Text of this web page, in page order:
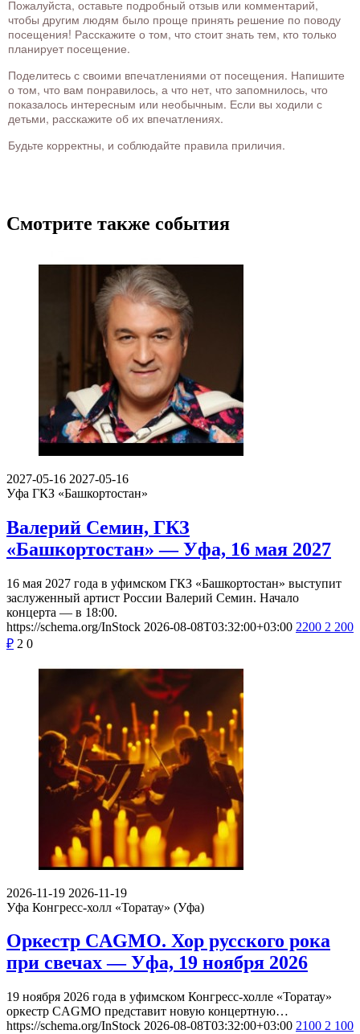
Пожалуйста, оставьте подробный отзыв или комментарий,
чтобы другим людям было проще принять решение по поводу
посещения! Расскажите о том, что стоит знать тем, кто только
планирует посещение.
Поделитесь с своими впечатлениями от посещения. Напишите
о том, что вам понравилось, а что нет, что запомнилось, что
показалось интересным или необычным. Если вы ходили с
детьми, расскажите об их впечатлениях.
Будьте корректны, и соблюдайте правила приличия.
Смотрите также события
2027-05-16 2027-05-16
Уфа ГКЗ «Башкортостан»
Валерий Семин, ГКЗ
«Башкортостан» — Уфа, 16 мая 2027
16 мая 2027 года в уфимском ГКЗ «Башкортостан» выступит
заслуженный артист России Валерий Семин. Начало
концерта — в 18:00.
https://schema.org/InStock 2026-08-08T03:32:00+03:00 2200 2 200
₽ 2 0
2026-11-19 2026-11-19
Уфа Конгресс-холл «Торатау» (Уфа)
Оркестр CAGMO. Хор русского рока
при свечах — Уфа, 19 ноября 2026
19 ноября 2026 года в уфимском Конгресс-холле «Торатау»
оркестр CAGMO представит новую концертную…
https://schema.org/InStock 2026-08-08T03:32:00+03:00 2100 2 100